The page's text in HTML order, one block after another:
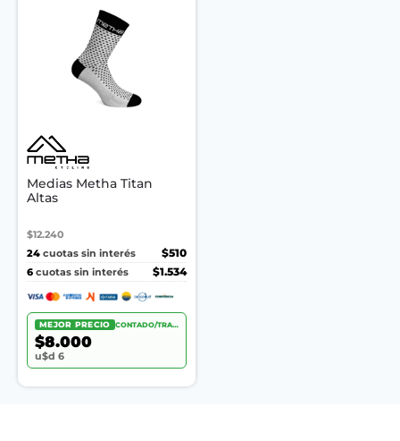
Medias Metha Titan
Altas
$12.240
24 cuotas sin interés
$510
6 cuotas sin interés $1.534
MEJOR PRECIO CONTADO/TRANSF.
$8.000
u$d 6